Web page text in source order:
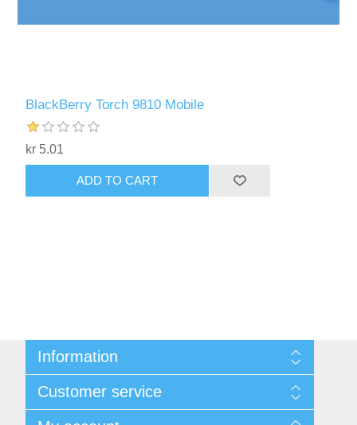
BlackBerry Torch 9810 Mobile
kr 5.01
ADD TO CART
Information
Shipping & Returns
Privacy policy
Customer service